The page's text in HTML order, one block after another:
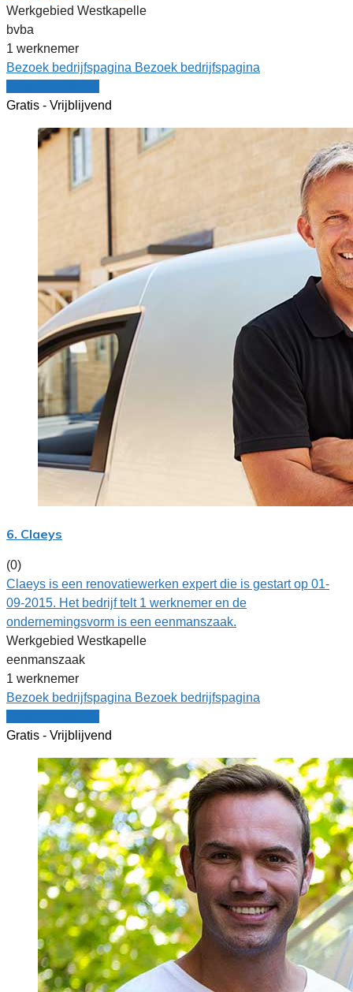
Werkgebied Westkapelle
bvba
1 werknemer
Bezoek bedrijfspagina Bezoek bedrijfspagina
Gratis - Vrijblijvend
6. Claeys
(0)
Claeys is een renovatiewerken expert die is gestart op 01-
09-2015. Het bedrijf telt 1 werknemer en de
ondernemingsvorm is een eenmanszaak.
Werkgebied Westkapelle
eenmanszaak
1 werknemer
Bezoek bedrijfspagina Bezoek bedrijfspagina
Gratis - Vrijblijvend